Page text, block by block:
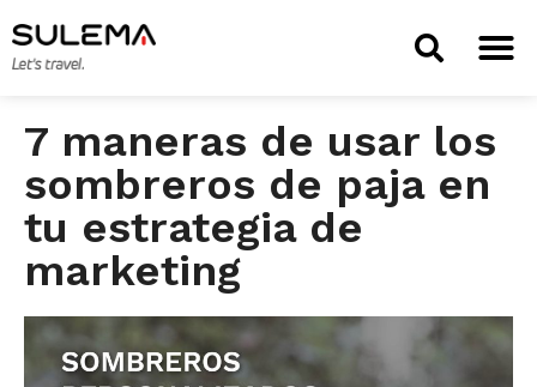
7 maneras de usar los
sombreros de paja en
tu estrategia de
marketing